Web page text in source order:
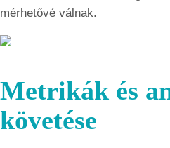
mérhetővé válnak.
Metrikák és
követése